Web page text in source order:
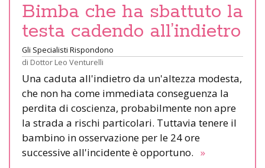
Bimba che ha sbattuto la
testa cadendo all’indietro
Gli Specialisti Rispondono
di Dottor Leo Venturelli
Una caduta all'indietro da un'altezza modesta,
che non ha come immediata conseguenza la
perdita di coscienza, probabilmente non apre
la strada a rischi particolari. Tuttavia tenere il
bambino in osservazione per le 24 ore
successive all'incidente è opportuno. »